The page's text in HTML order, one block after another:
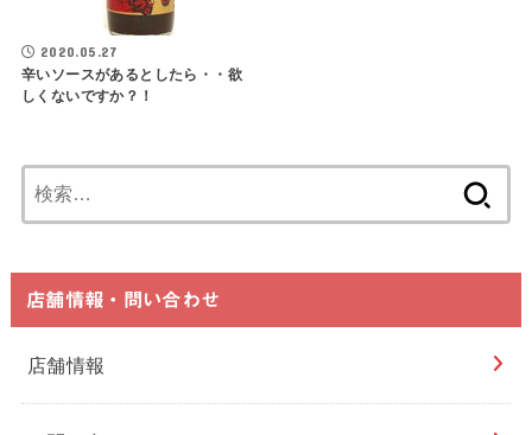
2020.05.27
辛いソースがあるとしたら・・欲
しくないですか？！
索:
店舗情報・問い合わせ
店舗情報